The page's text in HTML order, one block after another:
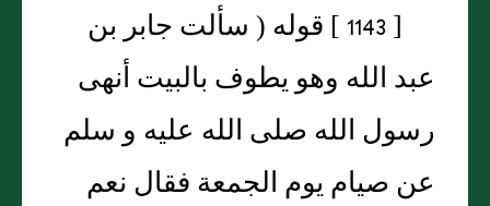
[ 1143 ] قوله ( سألت جابر بن
عبد الله وهو يطوف بالبيت أنهى
رسول الله صلى الله عليه و سلم
عن صيام يوم الجمعة فقال نعم